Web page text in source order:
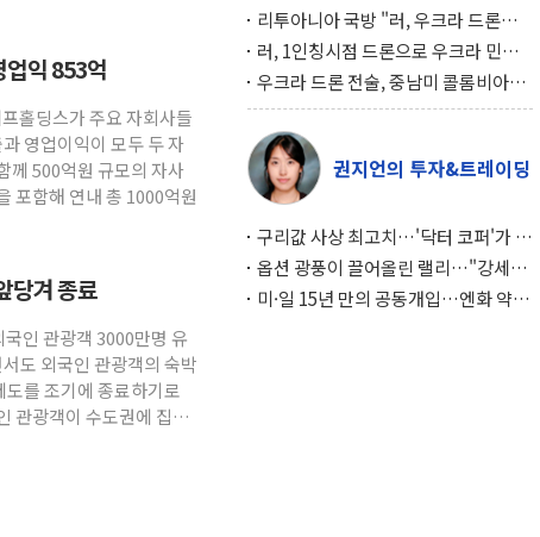
익 853억
홀딩스가 주요 자회사들
영업이익이 모두 두 자
께 500억원 규모의 자사
포함해 연내 총 1000억원
당겨 종료
인 관광객 3000만명 유
도 외국인 관광객의 숙박
를 조기에 종료하기로
관광객이 수도권에 집중
리투아니아 국방 "러, 우크라 드론으
로 나토 회원국 공격 검토… 거짓 깃발
작전"
러, 1인칭시점 드론으로 우크라 민간
인 '사파리' 공격… 시민들 공포감 극
대화 전략
우크라 드론 전술, 중남미 콜롬비아에
새 안보 위기… 반군·마약카르텔이 습
득해 전투 활용
권지언의 투자&트레이딩
구리값 사상 최고치…'닥터 코퍼'가 말
하는 경기 신호가 달라졌다
옵션 광풍이 끌어올린 랠리…"강세장
이면에 과열 경고등"
미·일 15년 만의 공동개입…엔화 약세